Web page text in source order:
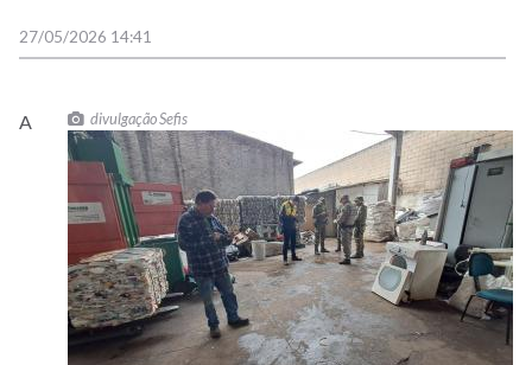
27/05/2026 14:41
divulgação Sefis
A